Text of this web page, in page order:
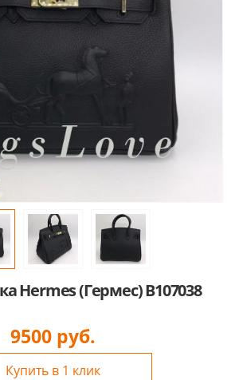
Hermes (Гермес) B107038
9500руб.
Купить в 1 клик